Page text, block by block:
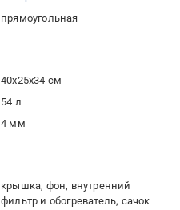
прямоугольная
40x25x34 см
54 л
4 мм
крышка, фон, внутренний
фильтр и обогреватель, сачок